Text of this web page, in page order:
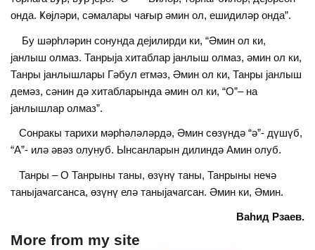
онда. Ҝөjләри, сәмалары чағыр әмин ол, ешидиләр онда”.
Бу шәрһләрин сонунда деjилирди ки, “Әмин ол ки,
jанлыш олмаз. Танрыjа хитаблар jанлыш олмаз, әмин ол ки,
Танры jанлышлары Гәбул етмәз, Әмин ол ки, Танры jанлыш
демәз, сәнин дә хитабларында әмин ол ки, “О”– на
jанлышлар олмаз”.
Сонракы тарихи мәрһәләләрдә, Әмин сөзүндә “ә”- дүшүб,
“А”- илә әвәз олунуб. Ынсанларын дилиндә Амин олуб.
Танры – О Танрыны таны, өзүнү таны, Танрыны неҹә
таныjаҹагсанса, өзүнү елә таныjаҹагсан. Әмин ки, Әмин.
Ваһид Рзаев.
More from my site